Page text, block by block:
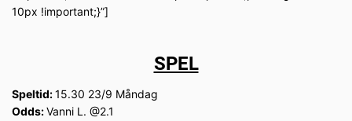
10px !important;}”]
SPEL
Speltid:15.30 23/9 Måndag
Odds:Vanni L. @2.1